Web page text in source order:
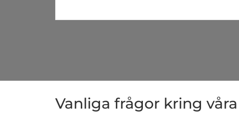
Vanliga frågor kring